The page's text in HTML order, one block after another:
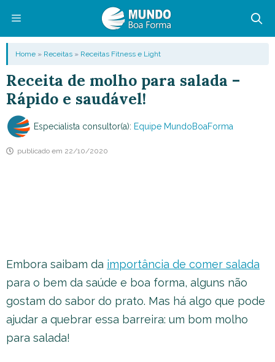
conteúdo
Menu
Home » Receitas » Receitas Fitness e Light
Receita de molho para salada –
Rápido e saudável!
Especialista consultor(a): Equipe MundoBoaForma
publicado em 22/10/2020
Embora saibam da importância de comer salada
para o bem da saúde e boa forma, alguns não
gostam do sabor do prato. Mas há algo que pode
ajudar a quebrar essa barreira: um bom molho
para salada!